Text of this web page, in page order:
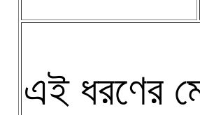
এই ধরণের